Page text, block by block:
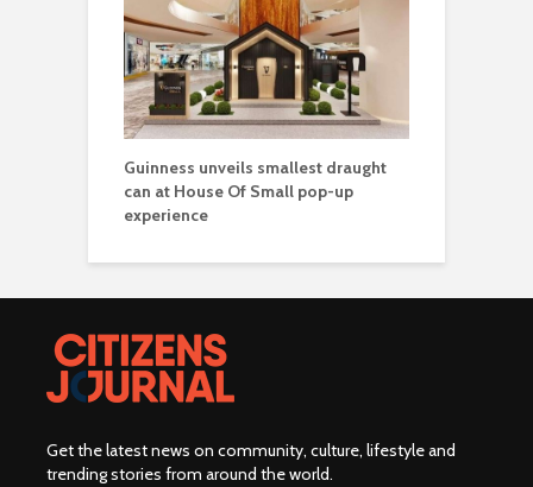
Guinness unveils smallest draught
can at House Of Small pop-up
experience
Get the latest news on community, culture, lifestyle and
trending stories from around the world.